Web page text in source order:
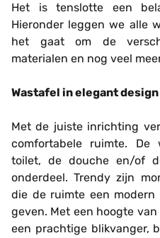
Het is tenslotte een
Hieronder leggen we alle
het gaat om de
materialen en nog veel
Wastafel in elegant design
Met de juiste inrichting
comfortabele ruimte.
toilet, de douche en/of
onderdeel. Trendy zijn
die de ruimte een
geven. Met een hoogte
een prachtige blikvanger,